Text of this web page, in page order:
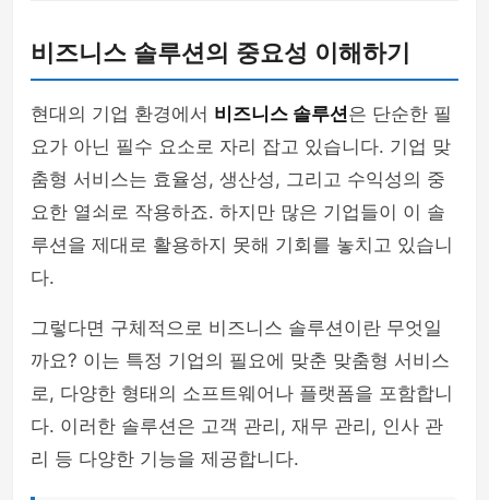
비즈니스 솔루션의 중요성 이해하기
현대의 기업 환경에서 비즈니스 솔루션은 단순한 필
요가 아닌 필수 요소로 자리 잡고 있습니다. 기업 맞
춤형 서비스는 효율성, 생산성, 그리고 수익성의 중
요한 열쇠로 작용하죠. 하지만 많은 기업들이 이 솔
루션을 제대로 활용하지 못해 기회를 놓치고 있습니
다.
그렇다면 구체적으로 비즈니스 솔루션이란 무엇일
까요? 이는 특정 기업의 필요에 맞춘 맞춤형 서비스
로, 다양한 형태의 소프트웨어나 플랫폼을 포함합니
다. 이러한 솔루션은 고객 관리, 재무 관리, 인사 관
리 등 다양한 기능을 제공합니다.